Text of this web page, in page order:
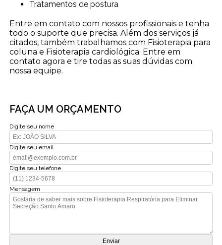
Tratamentos de postura
Entre em contato com nossos profissionais e tenha
todo o suporte que precisa. Além dos serviços já
citados, também trabalhamos com Fisioterapia para
coluna e Fisioterapia cardiológica. Entre em
contato agora e tire todas as suas dúvidas com
nossa equipe.
FAÇA UM ORÇAMENTO
Digite seu nome
Digite seu email
Digite seu telefone
Mensagem